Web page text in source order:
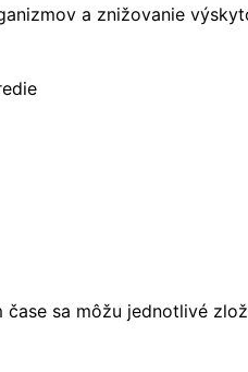
a znižovanie
sa môžu jednotlivé